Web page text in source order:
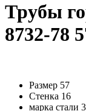
Трубы
8732-78
Размер 57
Стенка 16
марка стали